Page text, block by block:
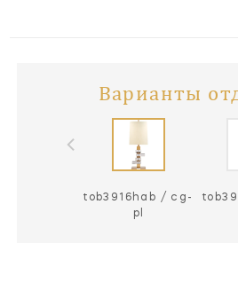
Варианты
tob3916hab / cg-
pl